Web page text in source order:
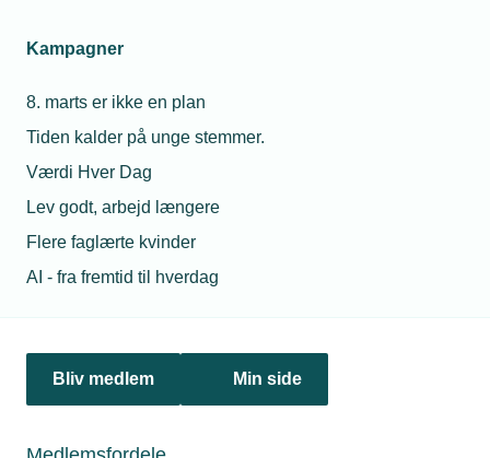
Kampagner
8. marts er ikke en plan
Tiden kalder på unge stemmer.
Værdi Hver Dag
Lev godt, arbejd længere
Flere faglærte kvinder
AI - fra fremtid til hverdag
Bliv medlem Min side
Politik & analyse
jura@tekniq.dk
tekniq@tekniq.dk